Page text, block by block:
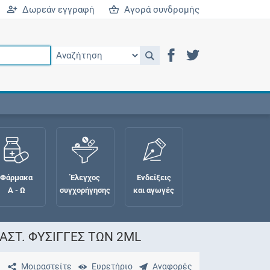
Δωρεάν εγγραφή Αγορά συνδρομής
Φάρμακα
Α - Ω
Έλεγχος
συγχορήγησης
Ενδείξεις
και αγωγές
ΦΥΣΙΓΓΕΣ ΤΩΝ 2ML
Μοιραστείτε Ευρετήριο Αναφορές